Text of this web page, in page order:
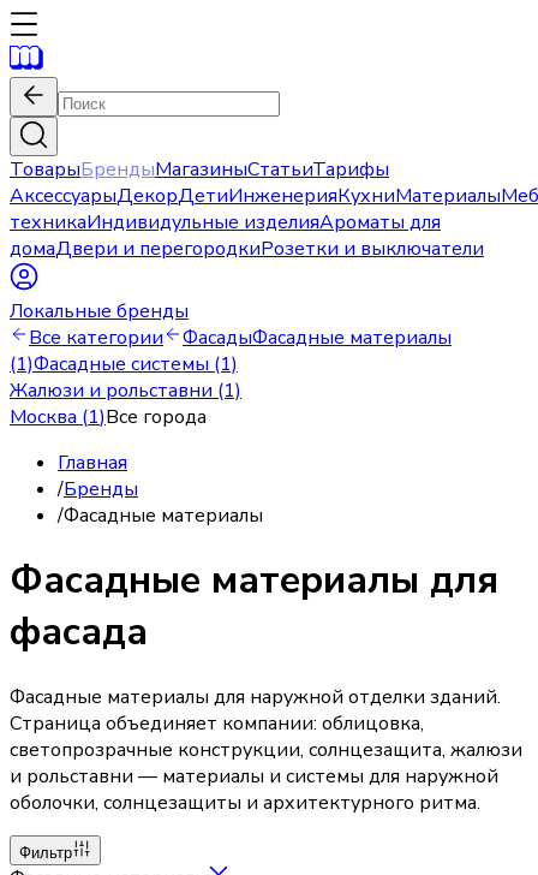
ТоварыБрендыМагазиныСтатьиТарифы
АксессуарыДекорДетиИнженерияКухниМатериалы
техникаИндивидульные изделияАроматы для
домаДвери и перегородкиРозетки и выключатели
Локальные бренды
Все категории
ФасадыФасадные материалы
(1)Фасадные системы (1)
Жалюзи и рольставни (1)
Москва (1)Все города
Главная
/Бренды
/Фасадные материалы
Фасадные материалы для
фасада
Фасадные материалы для наружной отделки зданий.
Страница объединяет компании: облицовка,
светопрозрачные конструкции, солнцезащита, жалюзи
и рольставни — материалы и системы для наружной
оболочки, солнцезащиты и архитектурного ритма.
Фильтр